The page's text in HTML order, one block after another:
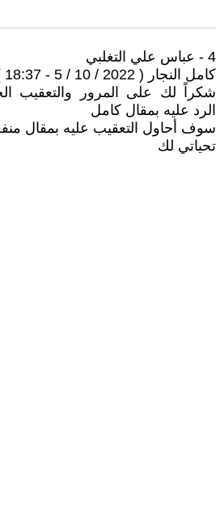
4 - عباس علي التغلبي
كامل النجار ( 2022 / 10 / 5 - 18:37 )
شكراً لك على المرور والتعقيب
الرد عليه بمقال كامل
سوف أحاول التعقيب عليه بمقال
تحياتي لك